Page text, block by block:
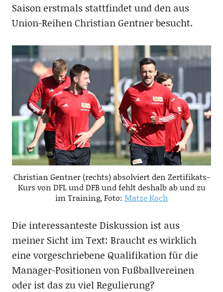
Saison erstmals stattfindet und den aus
Union-Reihen Christian Gentner besucht.
Christian Gentner (rechts) absolviert den Zertifikats-
Kurs von DFL und DFB und fehlt deshalb ab und zu
im Training, Foto: Matze Koch
Die interessanteste Diskussion ist aus
meiner Sicht im Text: Braucht es wirklich
eine vorgeschriebene Qualifikation für die
Manager-Positionen von Fußballvereinen
oder ist das zu viel Regulierung?